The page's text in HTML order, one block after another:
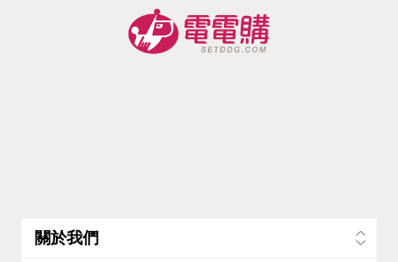
關於我們